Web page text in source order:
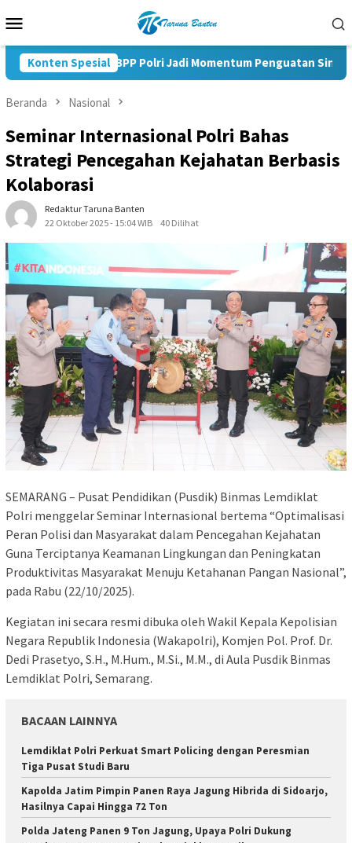
ke
Mobile
Konten Spesial
Pelantikan KBPP Polri Jadi Momentum Penguatan Sinergi
Beranda Nasional
Seminar Internasional Polri Bahas
Strategi Pencegahan Kejahatan Berbasis
Kolaborasi
Redaktur Taruna Banten
22 Oktober 2025 - 15:04 WIB
40 Dilihat
SEMARANG – Pusat Pendidikan (Pusdik) Binmas Lemdiklat
Polri menggelar Seminar Internasional bertema “Optimalisasi
Peran Polisi dan Masyarakat dalam Pencegahan Kejahatan
Guna Terciptanya Keamanan Lingkungan dan Peningkatan
Produktivitas Masyarakat Menuju Ketahanan Pangan Nasional”,
pada Rabu (22/10/2025).
Kegiatan ini secara resmi dibuka oleh Wakil Kepala Kepolisian
Negara Republik Indonesia (Wakapolri), Komjen Pol. Prof. Dr.
Dedi Prasetyo, S.H., M.Hum., M.Si., M.M., di Aula Pusdik Binmas
Lemdiklat Polri, Semarang.
BACAAN LAINNYA
Lemdiklat Polri Perkuat Smart Policing dengan Peresmian
Tiga Pusat Studi Baru
Kapolda Jatim Pimpin Panen Raya Jagung Hibrida di Sidoarjo,
Hasilnya Capai Hingga 72 Ton
Polda Jateng Panen 9 Ton Jagung, Upaya Polri Dukung